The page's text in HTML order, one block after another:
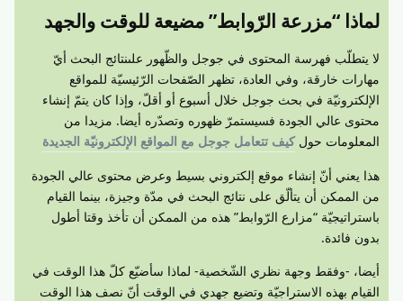
لماذا “مزرعة الرّوابط” مضيعة للوقت والجهد
لا يتطلّب فهرسة المحتوى في جوجل والظّهور علىنتائج البحث أيّ
مهارات خارقة، وفي العادة، تظهر الصّفحات الرّئيسيّة للمواقع
الإلكترونيّة في بحث جوجل خلال أسبوع أو أقلّ، وإذا كان يتمّ إنشاء
محتوى عالي الجودة فسيستمرّ ظهوره وتصدّره أيضا. مزيدا من
المعلومات حولكيف تتعامل جوجل مع المواقع الإلكترونيّة الجديدة
هذا يعني أنّ إنشاء موقع إلكتروني بسيط وعرض محتوى عالي الجودة
من الممكن أن يتألّق على نتائج البحث في مدّة وجيزة، بينما القيام
باستراتيجيّة “مزارع الرّوابط” هذه من الممكن أن تأخذ وقتا أطول
بدون فائدة.
أيضا، -وفقط وجهة نظري الشّخصية- لماذا سأضيّع كلّ هذا الوقت في
القيام بهذه الاستراجيّة وتضيع جهدي في الوقت أنّ نصف هذا الوقت